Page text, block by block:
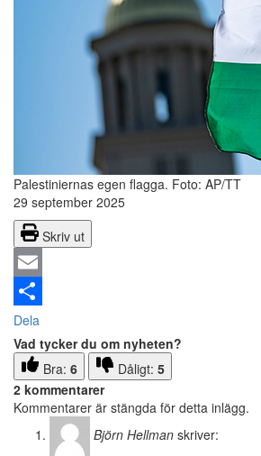
Palestiniernas egen flagga. Foto: AP/TT
29 september 2025
Skriv ut
Email
Dela
Vad tycker du om nyheten?
Bra: 6 Dåligt: 5
2 kommentarer
Kommentarer är stängda för detta inlägg.
Björn Hellman skriver: